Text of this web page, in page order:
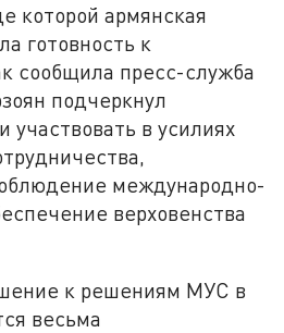
которой армянская
готовность к
сообщила пресс-служба
подчеркнул
участвовать в усилиях
международно-
верховенства
к решениям МУС в
весьма